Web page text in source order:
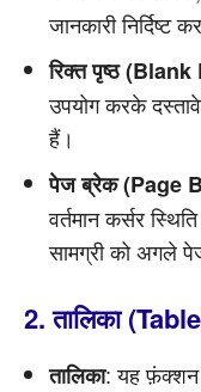
जानकारी निर्दिष्ट
रिक्त पृष्ठ
उपयोग करके
हैं।
पेज ब्रेक (Page
वर्तमान कर्सर
सामग्री को अगले
2. तालिका
तालिका: यह फ़ंक्शन